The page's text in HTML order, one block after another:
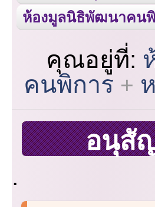
ห้องมูลนิธิพัฒนาคนพิ
คุณอยู่ที่:
คนพิการ
อนุสั
.